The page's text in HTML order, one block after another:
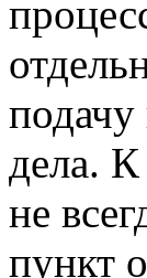
подачу
дела. К
не
пункт